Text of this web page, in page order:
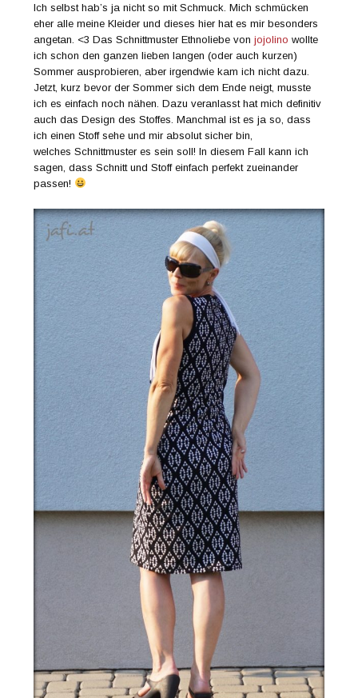
Ich selbst hab’s ja nicht so mit Schmuck. Mich schmücken
eher alle meine Kleider und dieses hier hat es mir besonders
angetan. <3 Das Schnittmuster Ethnoliebe vonjojolino wollte
ich schon den ganzen lieben langen (oder auch kurzen)
Sommer ausprobieren, aber irgendwie kam ich nicht dazu.
Jetzt, kurz bevor der Sommer sich dem Ende neigt, musste
ich es einfach noch nähen. Dazu veranlasst hat mich definitiv
auch das Design des Stoffes. Manchmal ist es ja so, dass
ich einen Stoff sehe und mir absolut sicher bin,
welches Schnittmuster es sein soll! In diesem Fall kann ich
sagen, dass Schnitt und Stoff einfach perfekt zueinander
passen!